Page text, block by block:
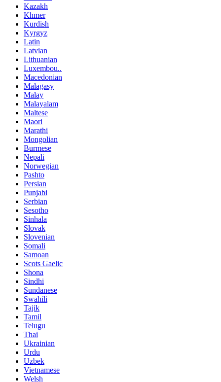
Kazakh
Khmer
Kurdish
Kyrgyz
Latin
Latvian
Lithuanian
Luxembou..
Macedonian
Malagasy
Malay
Malayalam
Maltese
Maori
Marathi
Mongolian
Burmese
Nepali
Norwegian
Pashto
Persian
Punjabi
Serbian
Sesotho
Sinhala
Slovak
Slovenian
Somali
Samoan
Scots Gaelic
Shona
Sindhi
Sundanese
Swahili
Tajik
Tamil
Telugu
Thai
Ukrainian
Urdu
Uzbek
Vietnamese
Welsh